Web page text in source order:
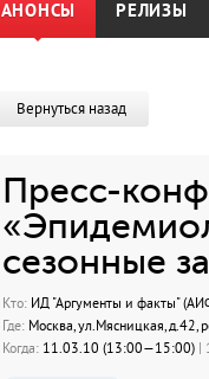
АНОНСЫ РЕЛИЗЫ
Вернуться назад
Пресс-
сезонные
Кто:ИД "Аргументы и факты"
Где:Москва, ул.Мясницкая, д.42,
Когда:11.03.10 (13:00—15:00)